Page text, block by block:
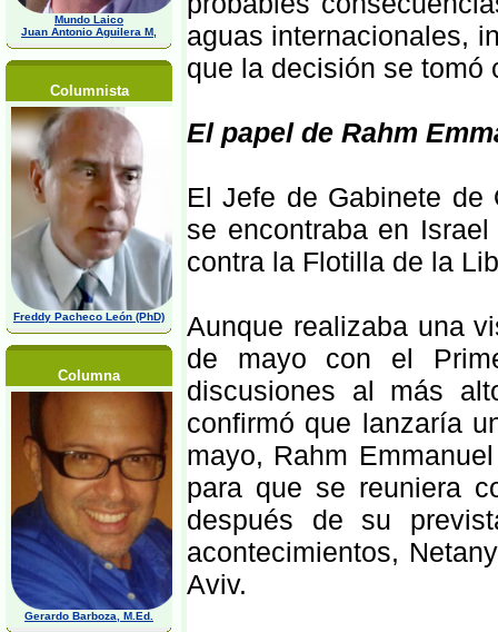
Mundo Laico
Juan Antonio Aguilera M,
Columnista
Freddy Pacheco León (PhD)
Columna
Gerardo Barboza, M.Ed.
aguas internacionales,
que la decisión se tomó
El papel de Rahm
El Jefe de Gabinete de
se encontraba en
contra la Flotilla de la
Aunque realizaba una
de mayo con el
discusiones al más
confirmó que lanzaría
mayo, Rahm
para que se reuniera
después de su
acontecimientos,
Aviv.